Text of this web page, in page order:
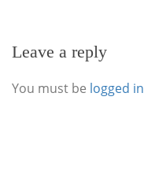
Leave a reply
You must be logged in